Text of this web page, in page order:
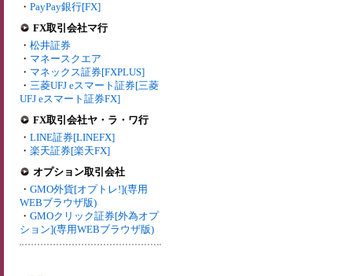
・ PayPay銀行[FX]
FX取引会社マ行
・ 松井証券
・ マネースクエア
・ マネックス証券[FXPLUS]
・ 三菱UFJ eスマート証券[三菱
UFJ eスマート証券FX]
FX取引会社ヤ・ラ・ワ行
・ LINE証券[LINEFX]
・ 楽天証券[楽天FX]
オプション取引会社
・ GMO外貨[オプトレ!](専用
WEBブラウザ版)
・ GMOクリック証券[外為オプ
ション](専用WEBブラウザ版)